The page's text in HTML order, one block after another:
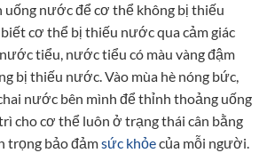
uống nước để cơ thể không bị thiếu
cơ thể bị thiếu nước qua cảm giác
tiểu, nước tiểu có màu vàng đậm
bị thiếu nước. Vào mùa hè nóng bức,
nước bên mình để thỉnh thoảng uống
cho cơ thể luôn ở trạng thái cân bằng
trọng bảo đảmsức khỏecủa mỗi người.